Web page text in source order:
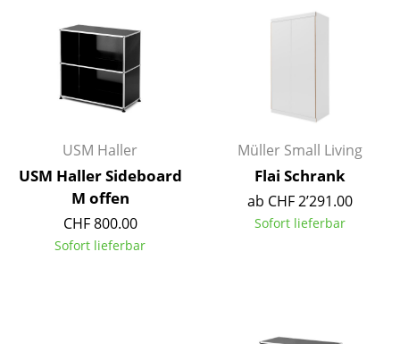
Aufbewahren
Regale & Schränke
Bücherregale
Wandregale
Sideboards & Kommoden
TV Möbel
USM Haller
USM Haller Sideboard
M offen
CHF 800.00
Sofort lieferbar
Müller Small Living
Flai Schrank
ab CHF 2’291.00
Sofort lieferbar